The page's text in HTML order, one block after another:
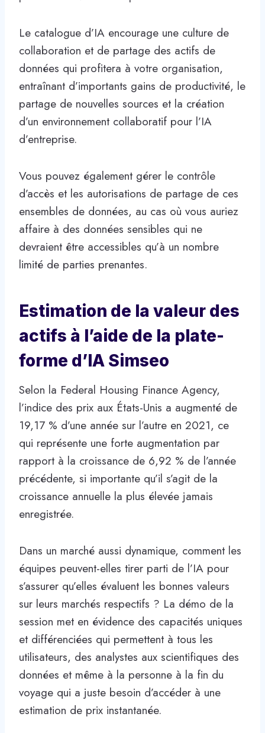
Le catalogue d’IA encourage une culture de
collaboration et de partage des actifs de
données qui profitera à votre organisation,
entraînant d’importants gains de productivité, le
partage de nouvelles sources et la création
d’un environnement collaboratif pour l’IA
d’entreprise.
Vous pouvez également gérer le contrôle
d’accès et les autorisations de partage de ces
ensembles de données, au cas où vous auriez
affaire à des données sensibles qui ne
devraient être accessibles qu’à un nombre
limité de parties prenantes.
Estimation de la valeur des
actifs à l’aide de la plate-
forme d’IA Simseo
Selon la Federal Housing Finance Agency,
l’indice des prix aux États-Unis a augmenté de
19,17 % d’une année sur l’autre en 2021, ce
qui représente une forte augmentation par
rapport à la croissance de 6,92 % de l’année
précédente, si importante qu’il s’agit de la
croissance annuelle la plus élevée jamais
enregistrée.
Dans un marché aussi dynamique, comment les
équipes peuvent-elles tirer parti de l’IA pour
s’assurer qu’elles évaluent les bonnes valeurs
sur leurs marchés respectifs ? La démo de la
session met en évidence des capacités uniques
et différenciées qui permettent à tous les
utilisateurs, des analystes aux scientifiques des
données et même à la personne à la fin du
voyage qui a juste besoin d’accéder à une
estimation de prix instantanée.